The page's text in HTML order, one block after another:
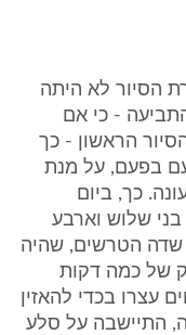
הסיור לא היתה
- כי אם
הראשון - כך
בפעם, על מנת
כך, ביום
30 זאטוטים, בני שלוש וארבע
שדה הטרשים, שהיה
של כמה דקות
עצרו בכדי להאזין
התיישבה על סלע